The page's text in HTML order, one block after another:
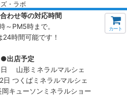
・ラボ
わせ等の対応時間
～PM5時まで。
時間可能です！
●出店予定
山形ミネラルマルシェ
つくばミネラルマルシェ
キューソンミネラルショー
カート